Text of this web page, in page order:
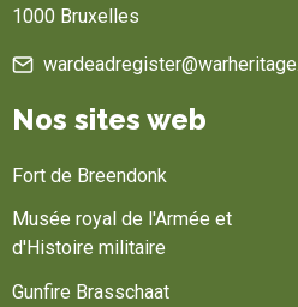
1000 Bruxelles
Nos sites web
Fort de Breendonk
Musée royal de l'Armée et
d'Histoire militaire
Gunfire Brasschaat